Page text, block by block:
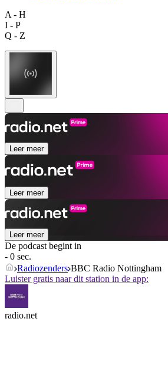
A - H
I - P
Q - Z
Leer meer
Leer meer
Leer meer
De podcast begint in
- 0 sec.
Radiozenders BBC Radio Nottingham
Luister gratis naar dit station in de app:
radio.net